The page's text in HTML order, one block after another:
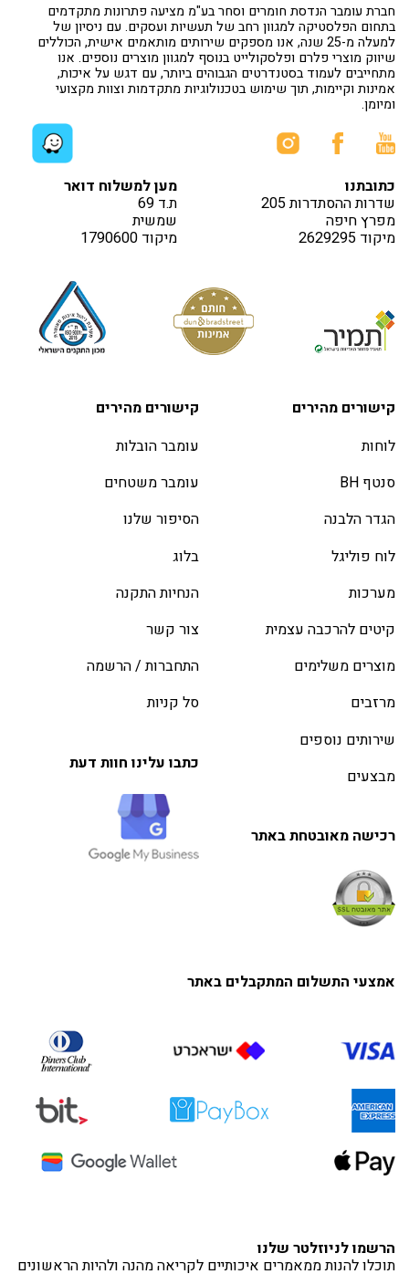
חברת עומבר הנדסת חומרים וסחר בע"מ מציעה פתרונות מתקדמים
בתחום הפלסטיקה למגוון רחב של תעשיות ועסקים. עם ניסיון של
למעלה מ-25 שנה, אנו מספקים שירותים מותאמים אישית, הכוללים
שיווק מוצרי פלרם ופלסקולייט בנוסף למגוון מוצרים נוספים. אנו
מתחייבים לעמוד בסטנדרטים הגבוהים ביותר, עם דגש על איכות,
אמינות וקיימות, תוך שימוש בטכנולוגיות מתקדמות וצוות מקצועי
ומיומן.
כתובתנו
שדרות ההסתדרות 205
מפרץ חיפה
מיקוד 2629295
מען למשלוח דואר
ת.ד 69
שמשית
מיקוד 1790600
קישורים מהירים
לוחות
סנטף BH
הגדר הלבנה
לוח פוליגל
מערכות
קיטים להרכבה עצמית
מוצרים משלימים
מרזבים
שירותים נוספים
מבצעים
רכישה מאובטחת באתר
קישורים מהירים
עומבר הובלות
עומבר משטחים
הסיפור שלנו
בלוג
הנחיות התקנה
צור קשר
התחברות / הרשמה
סל קניות
כתבו עלינו חוות דעת
אמצעי התשלום המתקבלים באתר
הרשמו לניוזלטר שלנו
תוכלו להנות ממאמרים איכותיים לקריאה מהנה ולהיות הראשונים